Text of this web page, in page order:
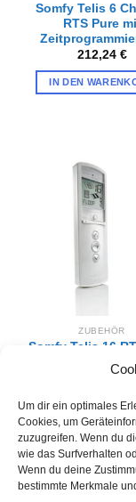
Um dir ein optimales
Cookies, um
zuzugreifen. Wenn du
wie das Surfverhalten
Wenn du deine
bestimmte Merkmale
Somfy Telis 6
RTS Pure
212,24 €
IN DEN
ZUBEHÖR
Somfy Telis 16
16-Kanal
IN DEN